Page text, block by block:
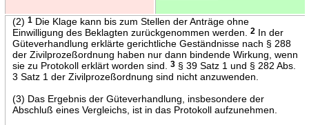
(2) 1Die Klage kann bis zum Stellen der Anträge ohne
Einwilligung des Beklagten zurückgenommen werden.
2In der
Güteverhandlung erklärte gerichtliche Geständnisse nach § 288
der Zivilprozeßordnung haben nur dann bindende Wirkung, wenn
sie zu Protokoll erklärt worden sind.
3§ 39 Satz 1 und § 282 Abs.
3 Satz 1 der Zivilprozeßordnung sind nicht anzuwenden.
(3) Das Ergebnis der Güteverhandlung, insbesondere der
Abschluß eines Vergleichs, ist in das Protokoll aufzunehmen.